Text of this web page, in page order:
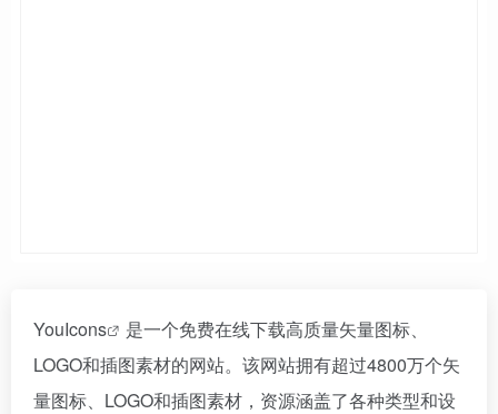
YouIcons
是一个免费在线下载高质量矢量图标、
LOGO和插图素材的网站。该网站拥有超过4800万个矢
量图标、LOGO和插图素材，资源涵盖了各种类型和设